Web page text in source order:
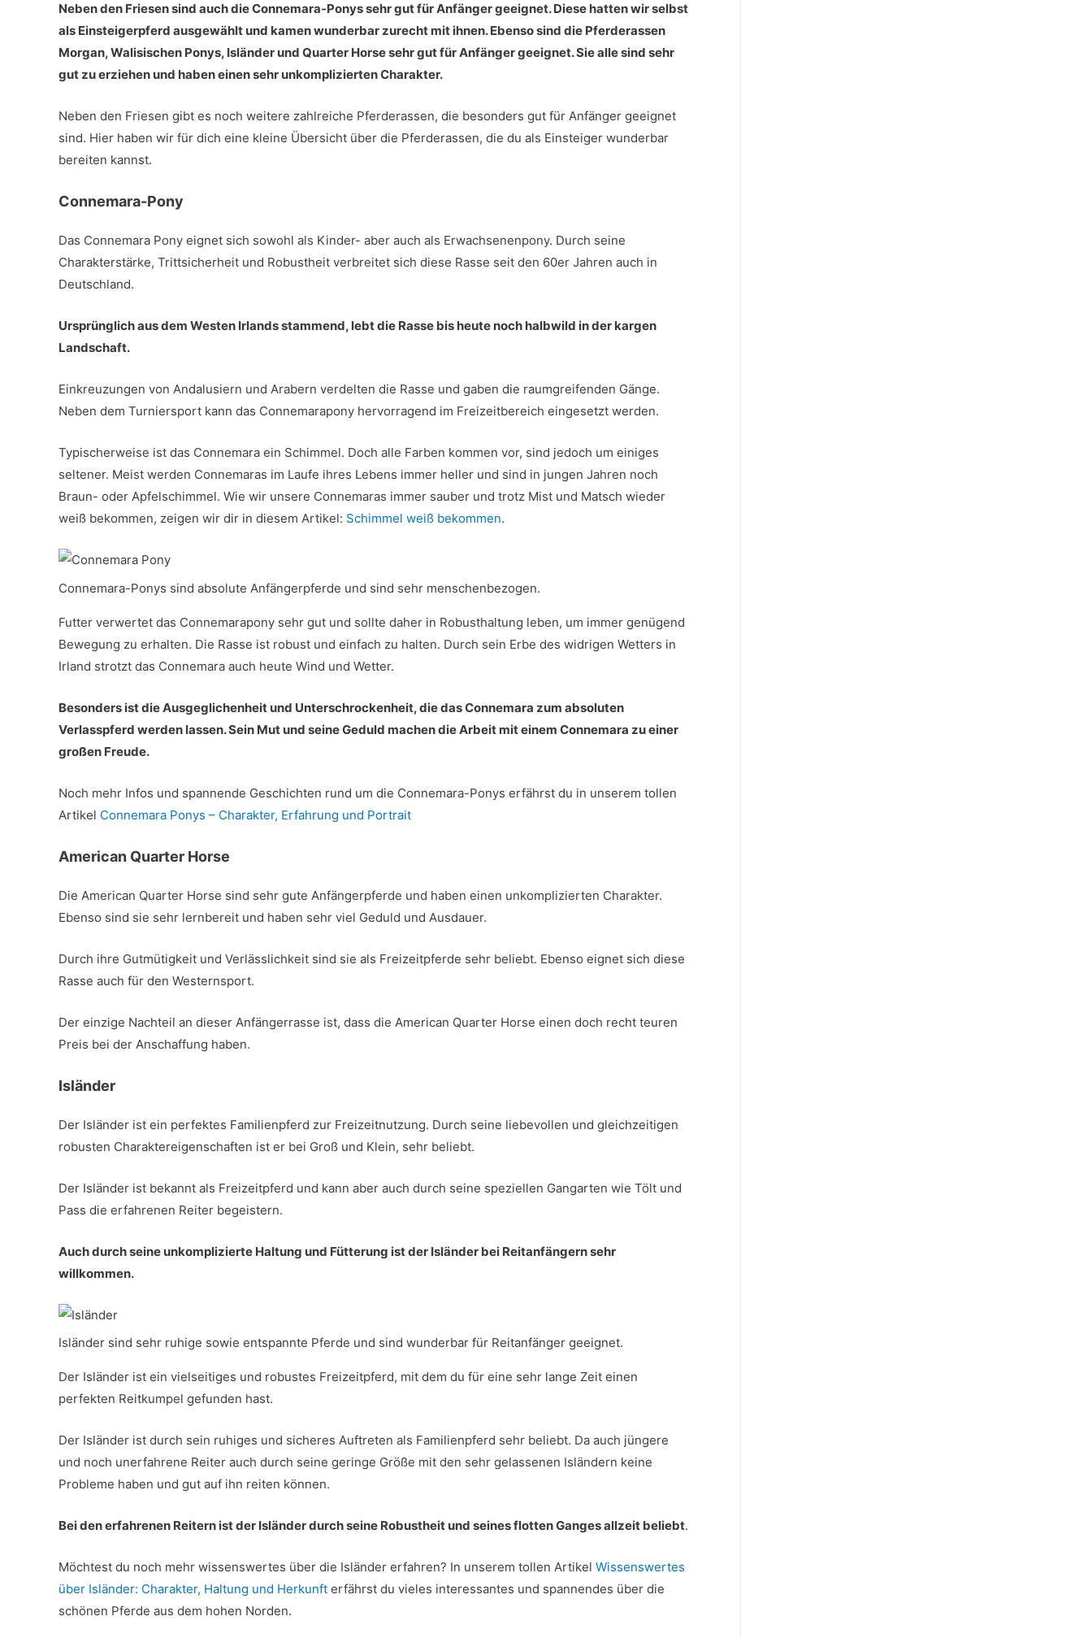
Neben den Friesen sind auch die Connemara-Ponys sehr gut für Anfänger geeignet. Diese hatten wir selbst
als Einsteigerpferd ausgewählt und kamen wunderbar zurecht mit ihnen. Ebenso sind die Pferderassen
Morgan, Walisischen Ponys, Isländer und Quarter Horse sehr gut für Anfänger geeignet. Sie alle sind sehr
gut zu erziehen und haben einen sehr unkomplizierten Charakter.
Neben den Friesen gibt es noch weitere zahlreiche Pferderassen, die besonders gut für Anfänger geeignet
sind. Hier haben wir für dich eine kleine Übersicht über die Pferderassen, die du als Einsteiger wunderbar
bereiten kannst.
Connemara-Pony
Das Connemara Pony eignet sich sowohl als Kinder- aber auch als Erwachsenenpony. Durch seine
Charakterstärke, Trittsicherheit und Robustheit verbreitet sich diese Rasse seit den 60er Jahren auch in
Deutschland.
Ursprünglich aus dem Westen Irlands stammend, lebt die Rasse bis heute noch halbwild in der kargen
Landschaft.
Einkreuzungen von Andalusiern und Arabern verdelten die Rasse und gaben die raumgreifenden Gänge.
Neben dem Turniersport kann das Connemarapony hervorragend im Freizeitbereich eingesetzt werden.
Typischerweise ist das Connemara ein Schimmel. Doch alle Farben kommen vor, sind jedoch um einiges
seltener. Meist werden Connemaras im Laufe ihres Lebens immer heller und sind in jungen Jahren noch
Braun- oder Apfelschimmel. Wie wir unsere Connemaras immer sauber und trotz Mist und Matsch wieder
weiß bekommen, zeigen wir dir in diesem Artikel: Schimmel weiß bekommen.
Connemara-Ponys sind absolute Anfängerpferde und sind sehr menschenbezogen.
Futter verwertet das Connemarapony sehr gut und sollte daher in Robusthaltung leben, um immer genügend
Bewegung zu erhalten. Die Rasse ist robust und einfach zu halten. Durch sein Erbe des widrigen Wetters in
Irland strotzt das Connemara auch heute Wind und Wetter.
Besonders ist die Ausgeglichenheit und Unterschrockenheit, die das Connemara zum absoluten
Verlasspferd werden lassen. Sein Mut und seine Geduld machen die Arbeit mit einem Connemara zu einer
großen Freude.
Noch mehr Infos und spannende Geschichten rund um die Connemara-Ponys erfährst du in unserem tollen
Artikel Connemara Ponys – Charakter, Erfahrung und Portrait
American Quarter Horse
Die American Quarter Horse sind sehr gute Anfängerpferde und haben einen unkomplizierten Charakter.
Ebenso sind sie sehr lernbereit und haben sehr viel Geduld und Ausdauer.
Durch ihre Gutmütigkeit und Verlässlichkeit sind sie als Freizeitpferde sehr beliebt. Ebenso eignet sich diese
Rasse auch für den Westernsport.
Der einzige Nachteil an dieser Anfängerrasse ist, dass die American Quarter Horse einen doch recht teuren
Preis bei der Anschaffung haben.
Isländer
Der Isländer ist ein perfektes Familienpferd zur Freizeitnutzung. Durch seine liebevollen und gleichzeitigen
robusten Charaktereigenschaften ist er bei Groß und Klein, sehr beliebt.
Der Isländer ist bekannt als Freizeitpferd und kann aber auch durch seine speziellen Gangarten wie Tölt und
Pass die erfahrenen Reiter begeistern.
Auch durch seine unkomplizierte Haltung und Fütterung ist der Isländer bei Reitanfängern sehr
willkommen.
Isländer sind sehr ruhige sowie entspannte Pferde und sind wunderbar für Reitanfänger geeignet.
Der Isländer ist ein vielseitiges und robustes Freizeitpferd, mit dem du für eine sehr lange Zeit einen
perfekten Reitkumpel gefunden hast.
Der Isländer ist durch sein ruhiges und sicheres Auftreten als Familienpferd sehr beliebt. Da auch jüngere
und noch unerfahrene Reiter auch durch seine geringe Größe mit den sehr gelassenen Isländern keine
Probleme haben und gut auf ihn reiten können.
Bei den erfahrenen Reitern ist der Isländer durch seine Robustheit und seines flotten Ganges allzeit beliebt.
Möchtest du noch mehr wissenswertes über die Isländer erfahren? In unserem tollen Artikel Wissenswertes
über Isländer: Charakter, Haltung und Herkunft erfährst du vieles interessantes und spannendes über die
schönen Pferde aus dem hohen Norden.